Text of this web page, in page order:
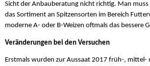
Sicht der Anbauberatung nicht richtig. Man
das Sortiment an Spitzensorten im Bereich
moderne A- oder B-Weizen oftmals das bessere
Veränderungen bei den Versuchen
Erstmals wurden zur Aussaat 2017 früh-, mittel-